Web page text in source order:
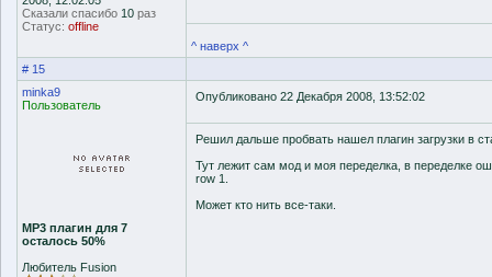
Сказали спасибо 10 раз
Статус: offline
^ наверх ^
# 15
minka9
Пользователь
MP3 плагин для 7
осталось 50%
Любитель Fusion
Опубликовано 22 Декабря 2008, 13:52:02
Решил дальше пробвать нашел плагин загрузки в
Тут лежит сам мод и моя переделка, в переделке
row 1.
Может кто нить все-таки.